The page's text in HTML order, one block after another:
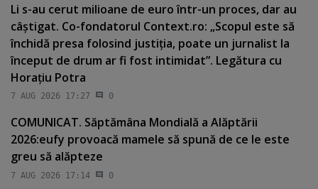
Li s-au cerut milioane de euro într-un proces, dar au
câştigat. Co-fondatorul Context.ro: „Scopul este să
închidă presa folosind justiţia, poate un jurnalist la
început de drum ar fi fost intimidat”. Legătura cu
Horaţiu Potra
7 AUG 2026 17:27 0
COMUNICAT. Săptămâna Mondială a Alăptării
2026:eufy provoacă mamele să spună de ce le este
greu să alăpteze
7 AUG 2026 17:14 0